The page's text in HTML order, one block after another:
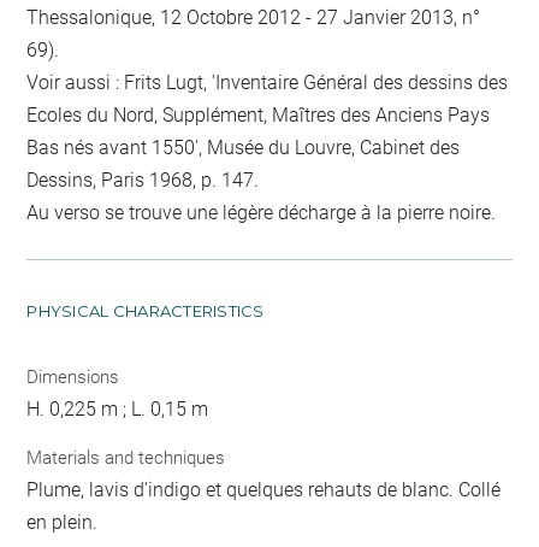
Thessalonique, 12 Octobre 2012 - 27 Janvier 2013, n°
69).
Voir aussi : Frits Lugt, 'Inventaire Général des dessins des
Ecoles du Nord, Supplément, Maîtres des Anciens Pays
Bas nés avant 1550', Musée du Louvre, Cabinet des
Dessins, Paris 1968, p. 147.
Au verso se trouve une légère décharge à la pierre noire.
PHYSICAL CHARACTERISTICS
Dimensions
H. 0,225 m ; L. 0,15 m
Materials and techniques
Plume, lavis d'indigo et quelques rehauts de blanc. Collé
en plein.